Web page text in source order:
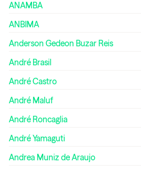
ANAMBA
ANBIMA
Anderson Gedeon Buzar Reis
André Brasil
André Castro
André Maluf
André Roncaglia
André Yamaguti
Andrea Muniz de Araujo